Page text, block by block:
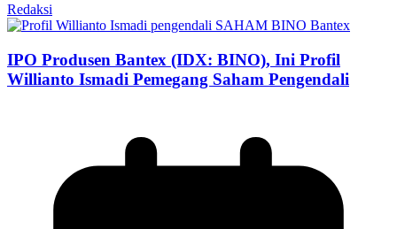
Redaksi
IPO Produsen Bantex (IDX: BINO), Ini Profil
Willianto Ismadi Pemegang Saham Pengendali